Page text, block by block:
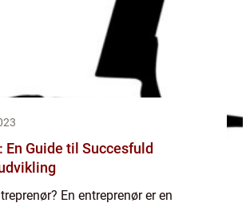
En Guide til Succesfuld
En entreprenør er en